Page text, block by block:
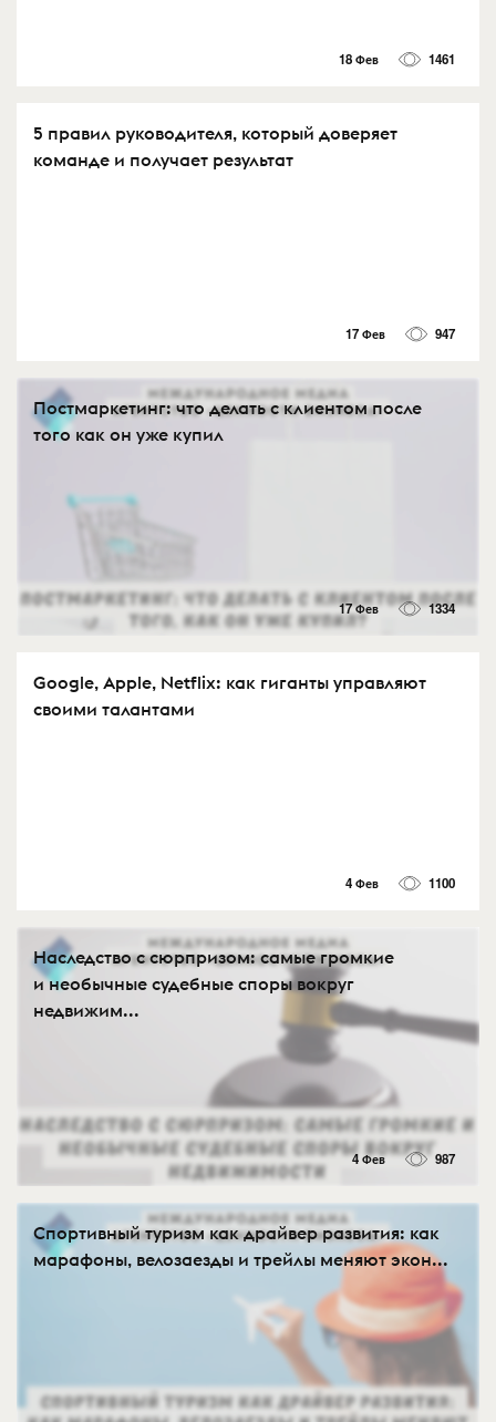
18 Фев 1461
5 правил руководителя, который доверяет
команде и получает результат
17 Фев 947
Постмаркетинг: что делать с клиентом после
того как он уже купил
17 Фев 1334
Google, Apple, Netflix: как гиганты управляют
своими талантами
4 Фев 1100
Наследство с сюрпризом: самые громкие
и необычные судебные споры вокруг
недвижим...
4 Фев 987
Спортивный туризм как драйвер развития: как
марафоны, велозаезды и трейлы меняют экон...